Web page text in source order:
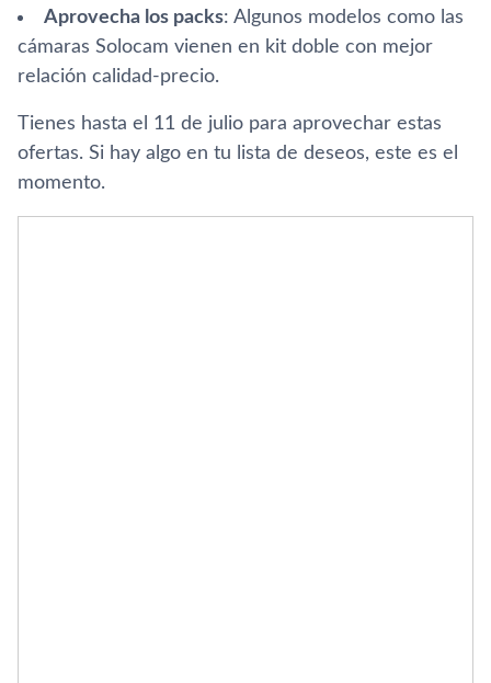
Aprovecha los packs: Algunos modelos como las
cámaras Solocam vienen en kit doble con mejor
relación calidad-precio.
Tienes hasta el 11 de julio para aprovechar estas
ofertas. Si hay algo en tu lista de deseos, este es el
momento.